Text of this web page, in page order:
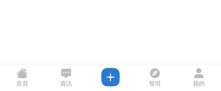
首頁 資訊 發現 我的